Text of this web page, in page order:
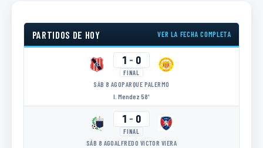
PARTIDOS DE HOY VER LA FECHA COMPLETA
1 - 0
FINAL
SÁB 8 AGOPARQUE PALERMO
I. Mendez 58'
1 - 0
FINAL
SÁB 8 AGOALFREDO VICTOR VIERA